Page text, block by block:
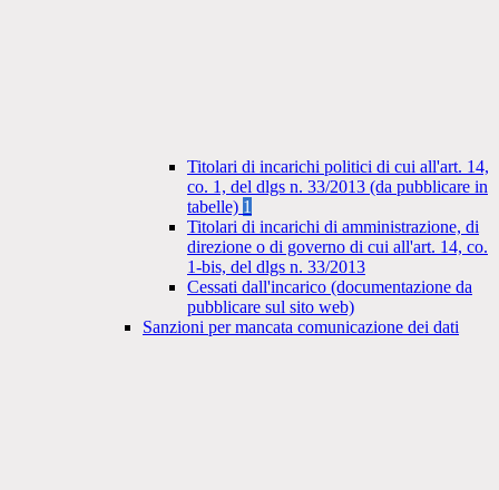
Titolari di incarichi politici di cui all'art. 14,
co. 1, del dlgs n. 33/2013 (da pubblicare in
tabelle) 1
Titolari di incarichi di amministrazione, di
direzione o di governo di cui all'art. 14, co.
1-bis, del dlgs n. 33/2013
Cessati dall'incarico (documentazione da
pubblicare sul sito web)
Sanzioni per mancata comunicazione dei dati